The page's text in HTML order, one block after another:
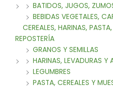
BATIDOS, JUGOS,
BEBIDAS VEGETALES,
CEREALES, HARINAS,
REPOSTERÍA
GRANOS Y SEMILLAS
HARINAS, LEVADURAS Y
LEGUMBRES
PASTA, CEREALES Y